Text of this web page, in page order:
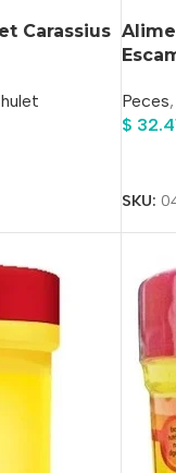
Carassius
Peces,
$
SKU: